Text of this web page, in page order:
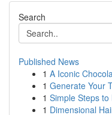
Search
Published News
1 A Iconic
1 Generate Your
1 Simple Steps
1 Dimensional